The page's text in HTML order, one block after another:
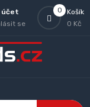
0
Košík
0 Kč
účet
se